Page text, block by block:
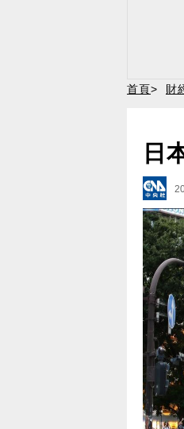
首頁> 財
日